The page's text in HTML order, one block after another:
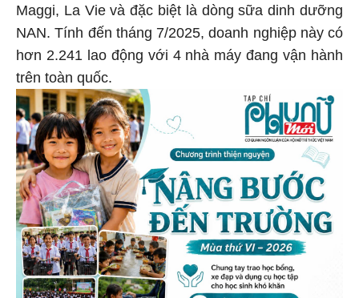
Maggi, La Vie và đặc biệt là dòng sữa dinh dưỡng
NAN. Tính đến tháng 7/2025, doanh nghiệp này có
hơn 2.241 lao động với 4 nhà máy đang vận hành
trên toàn quốc.